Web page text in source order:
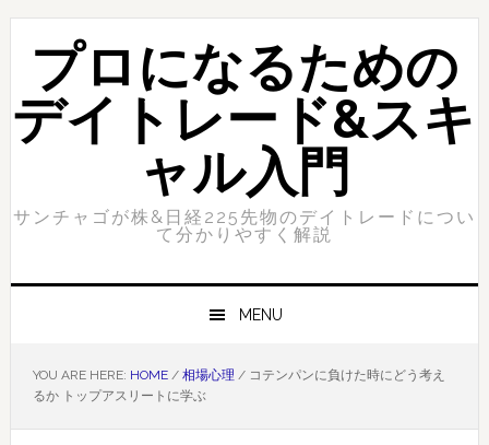
Skip
primary
navigation
Skip
contentプロになるための
デイトレード&スキ
ャル入門
サンチャゴが株&日経225先物のデイトレードについ
て分かりやすく解説
MENU
YOU ARE HERE: HOME / 相場心理 /コテンパンに負けた時にどう考え
るか トップアスリートに学ぶ